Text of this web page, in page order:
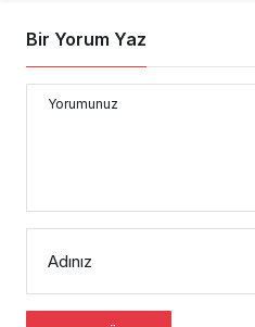
Bir Yorum Yaz
Yorumunuz
Adınız